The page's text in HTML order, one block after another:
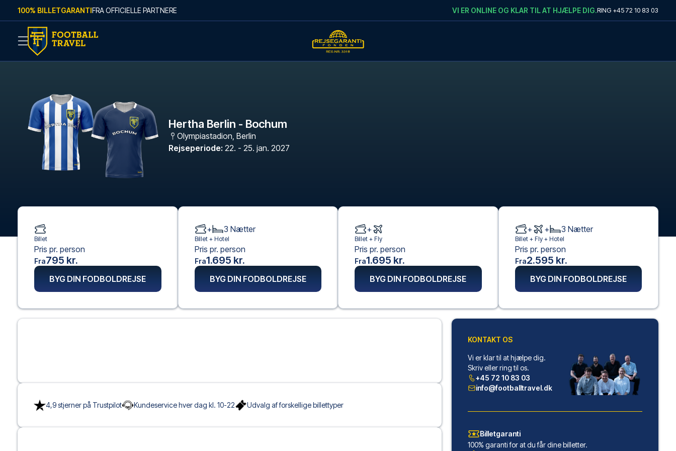
Skip to content
100% BILLETGARANTIFRA OFFICIELLE PARTNERE VI ER ONLINE OG KLAR TIL AT HJÆLPE DIG.RING +45 72 10 83 03
Hertha Berlin - Bochum
Olympiastadion, Berlin
Rejseperiode: 22. - 25. jan. 2027
4,9 stjerner på Trustpilot Kundeservice hver dag kl. 10-22 Udvalg af forskellige billettyper
Billet
Pris pr. person
Fra795 kr.
BYG DIN FODBOLDREJSE
+ 3 Nætter
Billet + Hotel
Pris pr. person
Fra1.695 kr.
BYG DIN FODBOLDREJSE
+
Billet + Fly
Pris pr. person
Fra1.695 kr.
BYG DIN FODBOLDREJSE
+ + 3 Nætter
Billet + Fly+ Hotel
Pris pr. person
Fra2.595 kr.
BYG DIN FODBOLDREJSE
KONTAKT OS
Vi er klar til at hjælpe dig.
Skriv eller ring til os.
+45 72 10 83 03
info@footballtravel.dk
Billetgaranti
100% garanti for at du får dine billetter.